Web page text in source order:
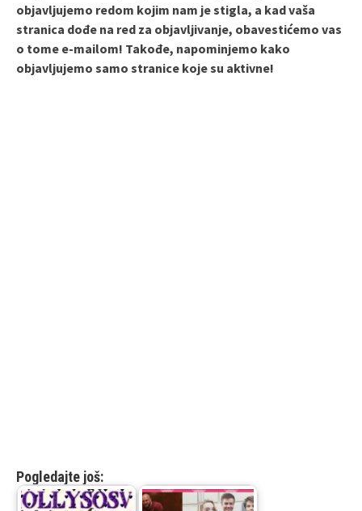
objavljujemo redom kojim nam je stigla, a kad vaša
stranica dođe na red za objavljivanje, obavestićemo vas
o tome e-mailom! Takođe, napominjemo kako
objavljujemo samo stranice koje su aktivne!
Pogledajte još: